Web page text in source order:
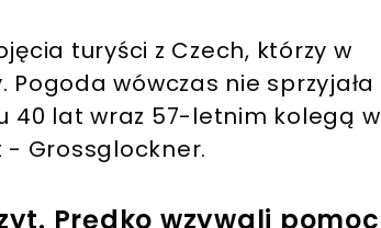
turyści z Czech, którzy w
wówczas nie sprzyjała
40 lat wraz 57-letnim kolegą w
- Grossglockner.
Prędko wzywali pomoc